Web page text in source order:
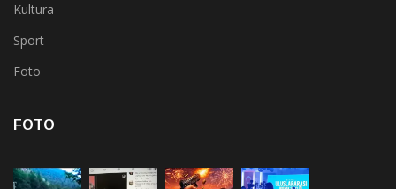
Kultura
Sport
Foto
FOTO